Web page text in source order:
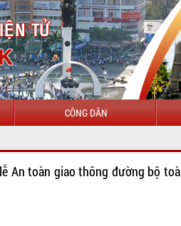
CÔNG DÂN
An toàn giao thông đường bộ